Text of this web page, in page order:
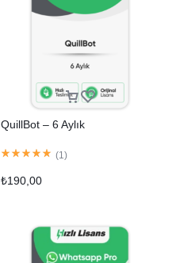
QuillBot – 6 Aylık
(1)
₺190,00